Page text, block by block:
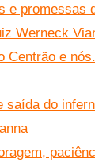
e promessas
Werneck
Centrão e
saída do